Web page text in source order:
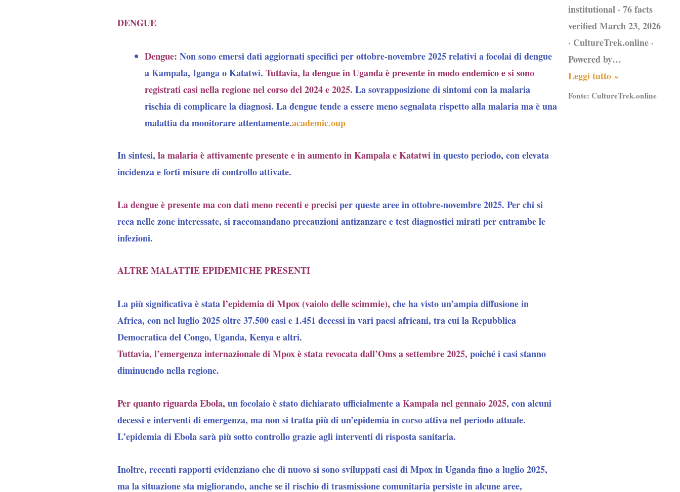
DENGUE
Dengue: Non sono emersi dati aggiornati specifici per ottobre-novembre 2025 relativi a focolai di dengue
a Kampala, Iganga o Katatwi. Tuttavia, la dengue in Uganda è presente in modo endemico e si sono
registrati casi nella regione nel corso del 2024 e 2025. La sovrapposizione di sintomi con la malaria
rischia di complicare la diagnosi. La dengue tende a essere meno segnalata rispetto alla malaria ma è una
malattia da monitorare attentamente.academic.oup
In sintesi, la malaria è attivamente presente e in aumento in Kampala e Katatwiin questo periodo, con elevata
incidenza e forti misure di controllo attivate.
La dengue è presente ma con dati meno recenti e precisiper queste aree in ottobre-novembre 2025. Per chi si
reca nelle zone interessate, si raccomandano precauzioni antizanzare e test diagnostici mirati per entrambe le
infezioni.
ALTRE MALATTIE EPIDEMICHE PRESENTI
La più significativa è statal’epidemia di Mpox (vaiolo delle scimmie), che ha visto un’ampia diffusione in
Africa, con nel luglio 2025 oltre 37.500 casi e 1.451 decessi in vari paesi africani, tra cui la Repubblica
Democratica del Congo, Uganda, Kenya e altri.
Tuttavia, l’emergenza internazionale di Mpox è stata revocata dall’Oms a settembre 2025, poiché i casi stanno
diminuendo nella regione.
Per quanto riguarda Ebola, un focolaio è stato dichiarato ufficialmente aKampala nel gennaio 2025, con alcuni
decessi e interventi di emergenza, ma non si tratta più di un’epidemia in corso attiva nel periodo attuale.
L’epidemia di Ebola sarà più sotto controllo grazie agli interventi di risposta sanitaria.
Inoltre, recenti rapporti evidenziano che di nuovo si sono sviluppati casi di Mpox in Uganda fino a luglio 2025,
ma la situazione sta migliorando, anche se il rischio di trasmissione comunitaria persiste in alcune aree,
institutional · 76 facts
verified March 23, 2026
· CultureTrek.online ·
Powered by…
Leggi tutto »
Fonte:CultureTrek.online